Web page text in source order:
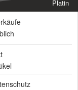
Platin